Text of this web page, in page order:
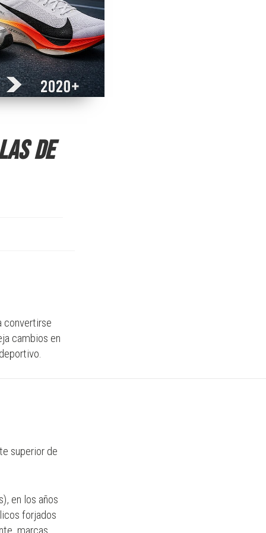
de
convertirse
cambios en
superior de
en los años
forjados
marcas